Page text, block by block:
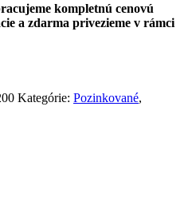
kompletnú cenovú
a zdarma privezieme v rámci
Kategórie: Pozinkované,